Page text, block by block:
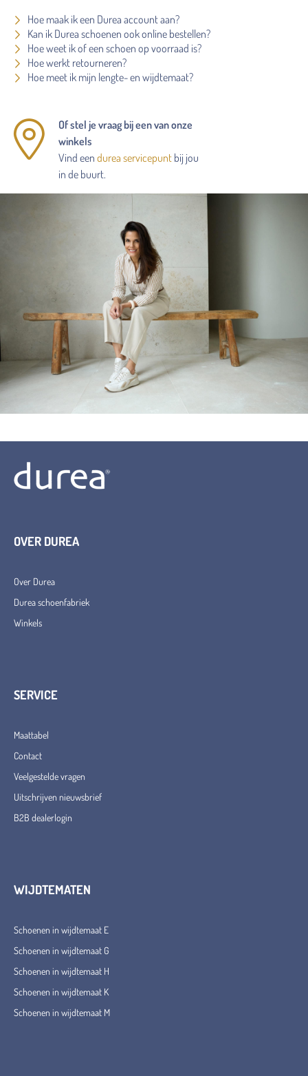
Hoe maak ik een Durea account aan?
Kan ik Durea schoenen ook online bestellen?
Hoe weet ik of een schoen op voorraad is?
Hoe werkt retourneren?
Hoe meet ik mijn lengte- en wijdtemaat?
Of stel je vraag bij een van onze
winkels
Vind een durea servicepunt bij jou
in de buurt.
OVER DUREA
Over Durea
Durea schoenfabriek
Winkels
SERVICE
Maattabel
Contact
Veelgestelde vragen
Uitschrijven nieuwsbrief
B2B dealerlogin
WIJDTEMATEN
Schoenen in wijdtemaat E
Schoenen in wijdtemaat G
Schoenen in wijdtemaat H
Schoenen in wijdtemaat K
Schoenen in wijdtemaat M